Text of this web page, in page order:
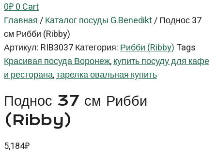
0₽0Cart
Главная/Каталог посуды G.Benedikt/Поднос 37
см Рибби (Ribby)
Артикул: RIB3037Категория:Рибби (Ribby)Tags
Красивая посуда Воронеж,купить посуду для кафе
и ресторана,тарелка овальная купить
Поднос 37 см Рибби
(Ribby)
5,184₽